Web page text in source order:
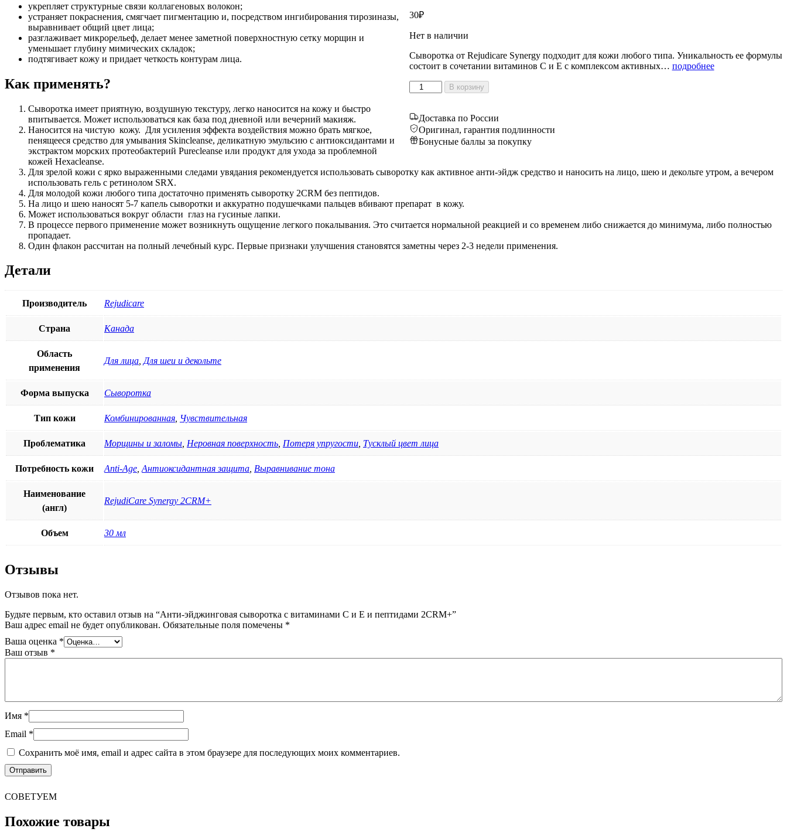
30₽
Нет в наличии
Сыворотка от Rejudicare Synergy подходит для кожи любого типа. Уникальность ее формулы
состоит в сочетании витаминов C и E с комплексом активных… подробнее
Количество
товара
эйджинговая
сыворотка
с
витаминами
и
Е
пептидами
2CRM+
В корзину
Доставка по России
Оригинал, гарантия подлинности
Бонусные баллы за покупку
укрепляет структурные связи коллагеновых волокон;
устраняет покраснения, смягчает пигментацию и, посредством ингибирования тирозиназы,
выравнивает общий цвет лица;
разглаживает микрорельеф, делает менее заметной поверхностную сетку морщин и
уменьшает глубину мимических складок;
подтягивает кожу и придает четкость контурам лица.
Как применять?
Сыворотка имеет приятную, воздушную текстуру, легко наносится на кожу и быстро
впитывается. Может использоваться как база под дневной или вечерний макияж.
Наносится на чистую кожу. Для усиления эффекта воздействия можно брать мягкое,
пенящееся средство для умывания Skincleanse, деликатную эмульсию с антиоксидантами и
экстрактом морских протеобактерий Purecleanse или продукт для ухода за проблемной
кожей Hexacleanse.
Для зрелой кожи с ярко выраженными следами увядания рекомендуется использовать сыворотку как активное анти-эйдж средство и наносить на лицо, шею и декольте утром, а вечером
использовать гель с ретинолом SRX.
Для молодой кожи любого типа достаточно применять сыворотку 2CRM без пептидов.
На лицо и шею наносят 5-7 капель сыворотки и аккуратно подушечками пальцев вбивают препарат в кожу.
Может использоваться вокруг области глаз на гусиные лапки.
В процессе первого применение может возникнуть ощущение легкого покалывания. Это считается нормальной реакцией и со временем либо снижается до минимума, либо полностью
пропадает.
Один флакон рассчитан на полный лечебный курс. Первые признаки улучшения становятся заметны через 2-3 недели применения.
Детали
Производитель Rejudicare
Страна Канада
Область
применения
Для лица Для шеи и декольте
Форма выпуска Сыворотка
Тип кожи Комбинированная Чувствительная
Проблематика Морщины и заломы Неровная поверхность Потеря упругости Тусклый цвет лица
Потребность кожи Anti-Age Антиоксидантная защита Выравнивание тона
Наименование
(англ)
RejudiCare Synergy 2CRM+
Объем 30 мл
Отзывы
Отзывов пока нет.
Будьте первым, кто оставил отзыв на “Анти-эйджинговая сыворотка с витаминами С и Е и пептидами 2CRM+”
Ваш адрес email не будет опубликован. Обязательные поля помечены *
Ваша оценка *
Ваш отзыв *
Имя *
Email *
Сохранить моё имя, email и адрес сайта в этом браузере для последующих моих комментариев.
СОВЕТУЕМ
Похожие товары